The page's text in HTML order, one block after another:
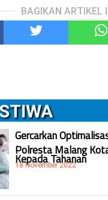
BAGIKAN ARTIKEL
Gercarkan
Polresta Malang
Kepada Tahanan
18 November 2022